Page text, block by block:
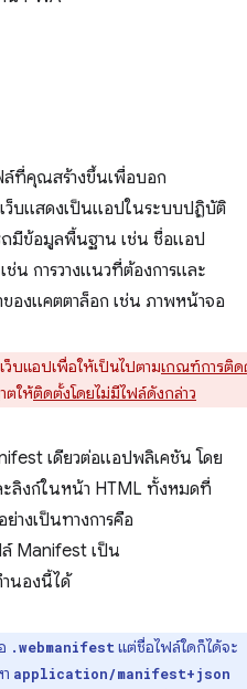
ที่คุณสร้างขึ้นเพื่อบอก
เว็บแสดงเป็นแอปในระบบปฏิบัติ
ถมีข้อมูลพื้นฐาน เช่น ชื่อแอป
น การวางแนวที่ต้องการและ
องแคตตาล็อก เช่น ภาพหน้าจอ
ว็บแอปเพื่อให้เป็นไปตามเกณฑ์การติด
ตให้ติดตั้งโดยไม่มีไฟล์ดังกล่าว
เดียวต่อแอปพลิเคชัน โดย
ลิงก์ในหน้า HTML ทั้งหมดที่
างเป็นทางการคือ
Manifest เป็น
นองนี้ได้
.webmanifest แต่ชื่อไฟล์ใดก็ได้จะ
application/manifest+json